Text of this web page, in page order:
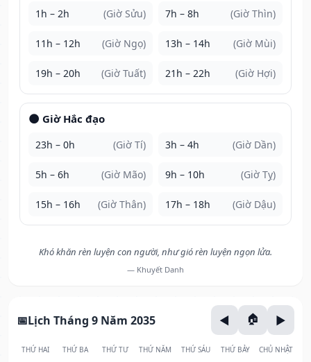
1h – 2h (Giờ Sửu) 7h – 8h (Giờ Thìn)
11h – 12h (Giờ Ngọ) 13h – 14h (Giờ Mùi)
19h – 20h (Giờ Tuất) 21h – 22h (Giờ Hợi)
🌑 Giờ Hắc đạo
23h – 0h (Giờ Tí) 3h – 4h (Giờ Dần)
5h – 6h (Giờ Mão) 9h – 10h (Giờ Tỵ)
15h – 16h (Giờ Thân) 17h – 18h (Giờ Dậu)
Khó khăn rèn luyện con người, như gió rèn luyện ngọn lửa.
— Khuyết Danh
Lịch Tháng 9 Năm 2035
THỨ HAI THỨ BA THỨ TƯ THỨ NĂM THỨ SÁU THỨ BẢY CHỦ NHẬT